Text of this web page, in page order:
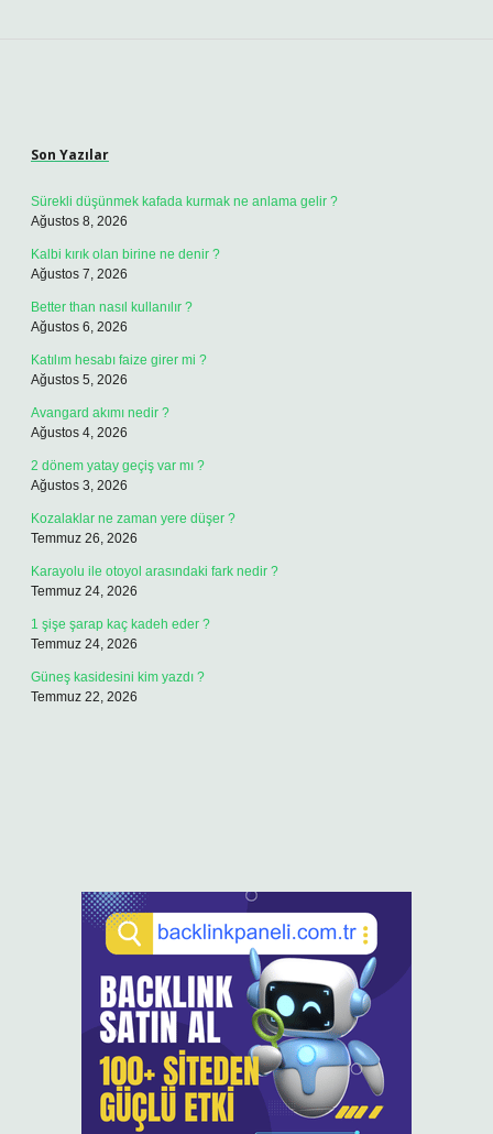
Son Yazılar
Sürekli düşünmek kafada kurmak ne anlama gelir ?
Ağustos 8, 2026
Kalbi kırık olan birine ne denir ?
Ağustos 7, 2026
Better than nasıl kullanılır ?
Ağustos 6, 2026
Katılım hesabı faize girer mi ?
Ağustos 5, 2026
Avangard akımı nedir ?
Ağustos 4, 2026
2 dönem yatay geçiş var mı ?
Ağustos 3, 2026
Kozalaklar ne zaman yere düşer ?
Temmuz 26, 2026
Karayolu ile otoyol arasındaki fark nedir ?
Temmuz 24, 2026
1 şişe şarap kaç kadeh eder ?
Temmuz 24, 2026
Güneş kasidesini kim yazdı ?
Temmuz 22, 2026